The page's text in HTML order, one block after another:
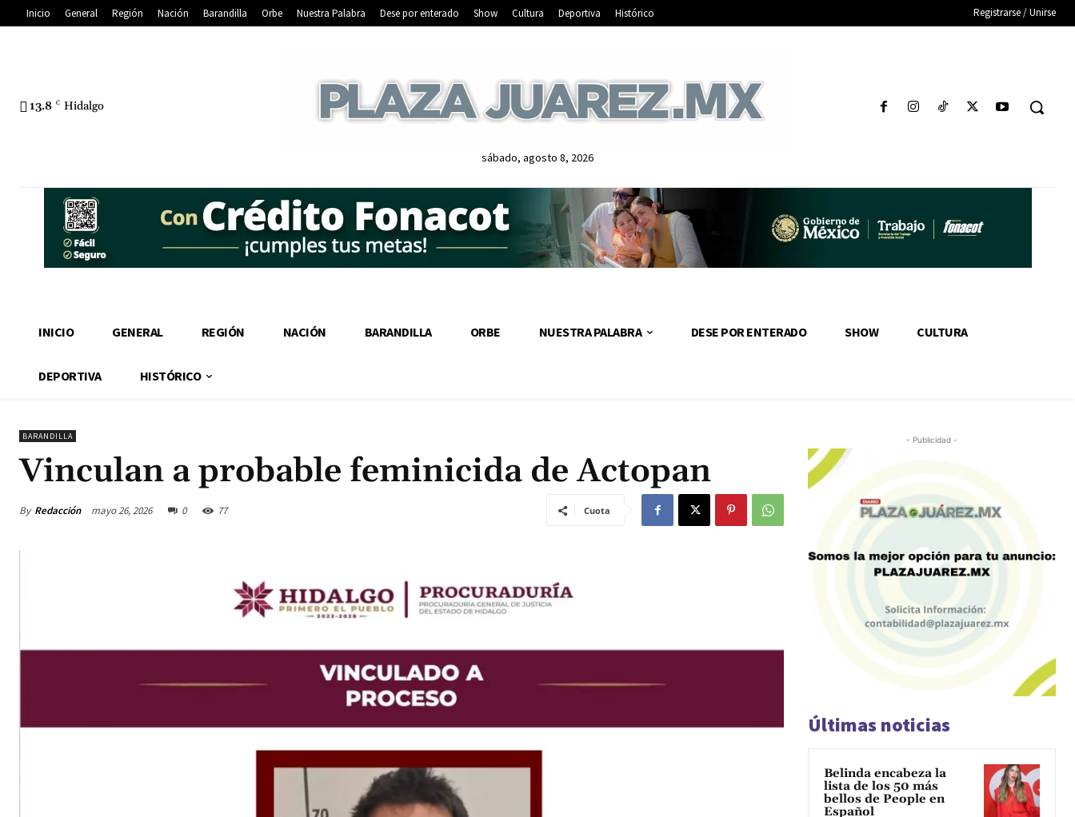
Inicio General Región Nación Barandilla Orbe Nuestra Palabra Dese por enterado Show Cultura Deportiva Histórico Registrarse / Unirse
13.8 C Hidalgo
sábado, agosto 8, 2026
INICIO GENERAL REGIÓN NACIÓN BARANDILLA ORBE NUESTRA PALABRA DESE POR ENTERADO SHOW CULTURA
DEPORTIVA HISTÓRICO
BARANDILLA
Vinculan a probable feminicida de Actopan
By Redacción mayo 26, 2026 0 77 Cuota
- Publicidad -
Últimas noticias
Belinda encabeza la
lista de los 50 más
bellos de People en
Español